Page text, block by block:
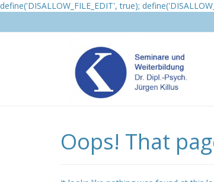
define('DISALLOW_FILE_EDIT', true);
Oops! That